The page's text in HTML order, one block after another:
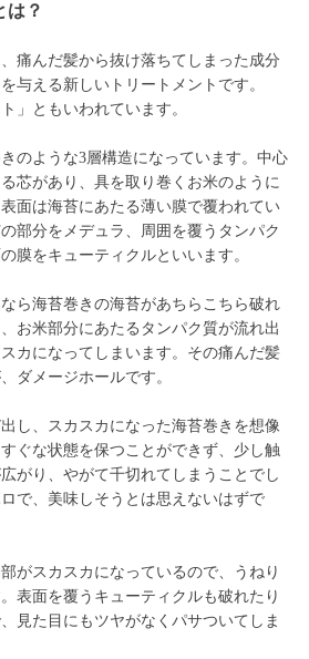
は？
痛んだ髪から抜け落ちてしまった成分
与える新しいトリートメントです。
」ともいわれています。
のような3層構造になっています。中心
芯があり、具を取り巻くお米のように
面は海苔にあたる薄い膜で覆われてい
部分をメデュラ、周囲を覆うタンパク
膜をキューティクルといいます。
ら海苔巻きの海苔があちらこちら破れ
お米部分にあたるタンパク質が流れ出
カになってしまいます。その痛んだ髪
ダメージホールです。
し、スカスカになった海苔巻きを想像
ぐな状態を保つことができず、少し触
がり、やがて千切れてしまうことでし
で、美味しそうとは思えないはずで
がスカスカになっているので、うねり
表面を覆うキューティクルも破れたり
見た目にもツヤがなくパサついてしま